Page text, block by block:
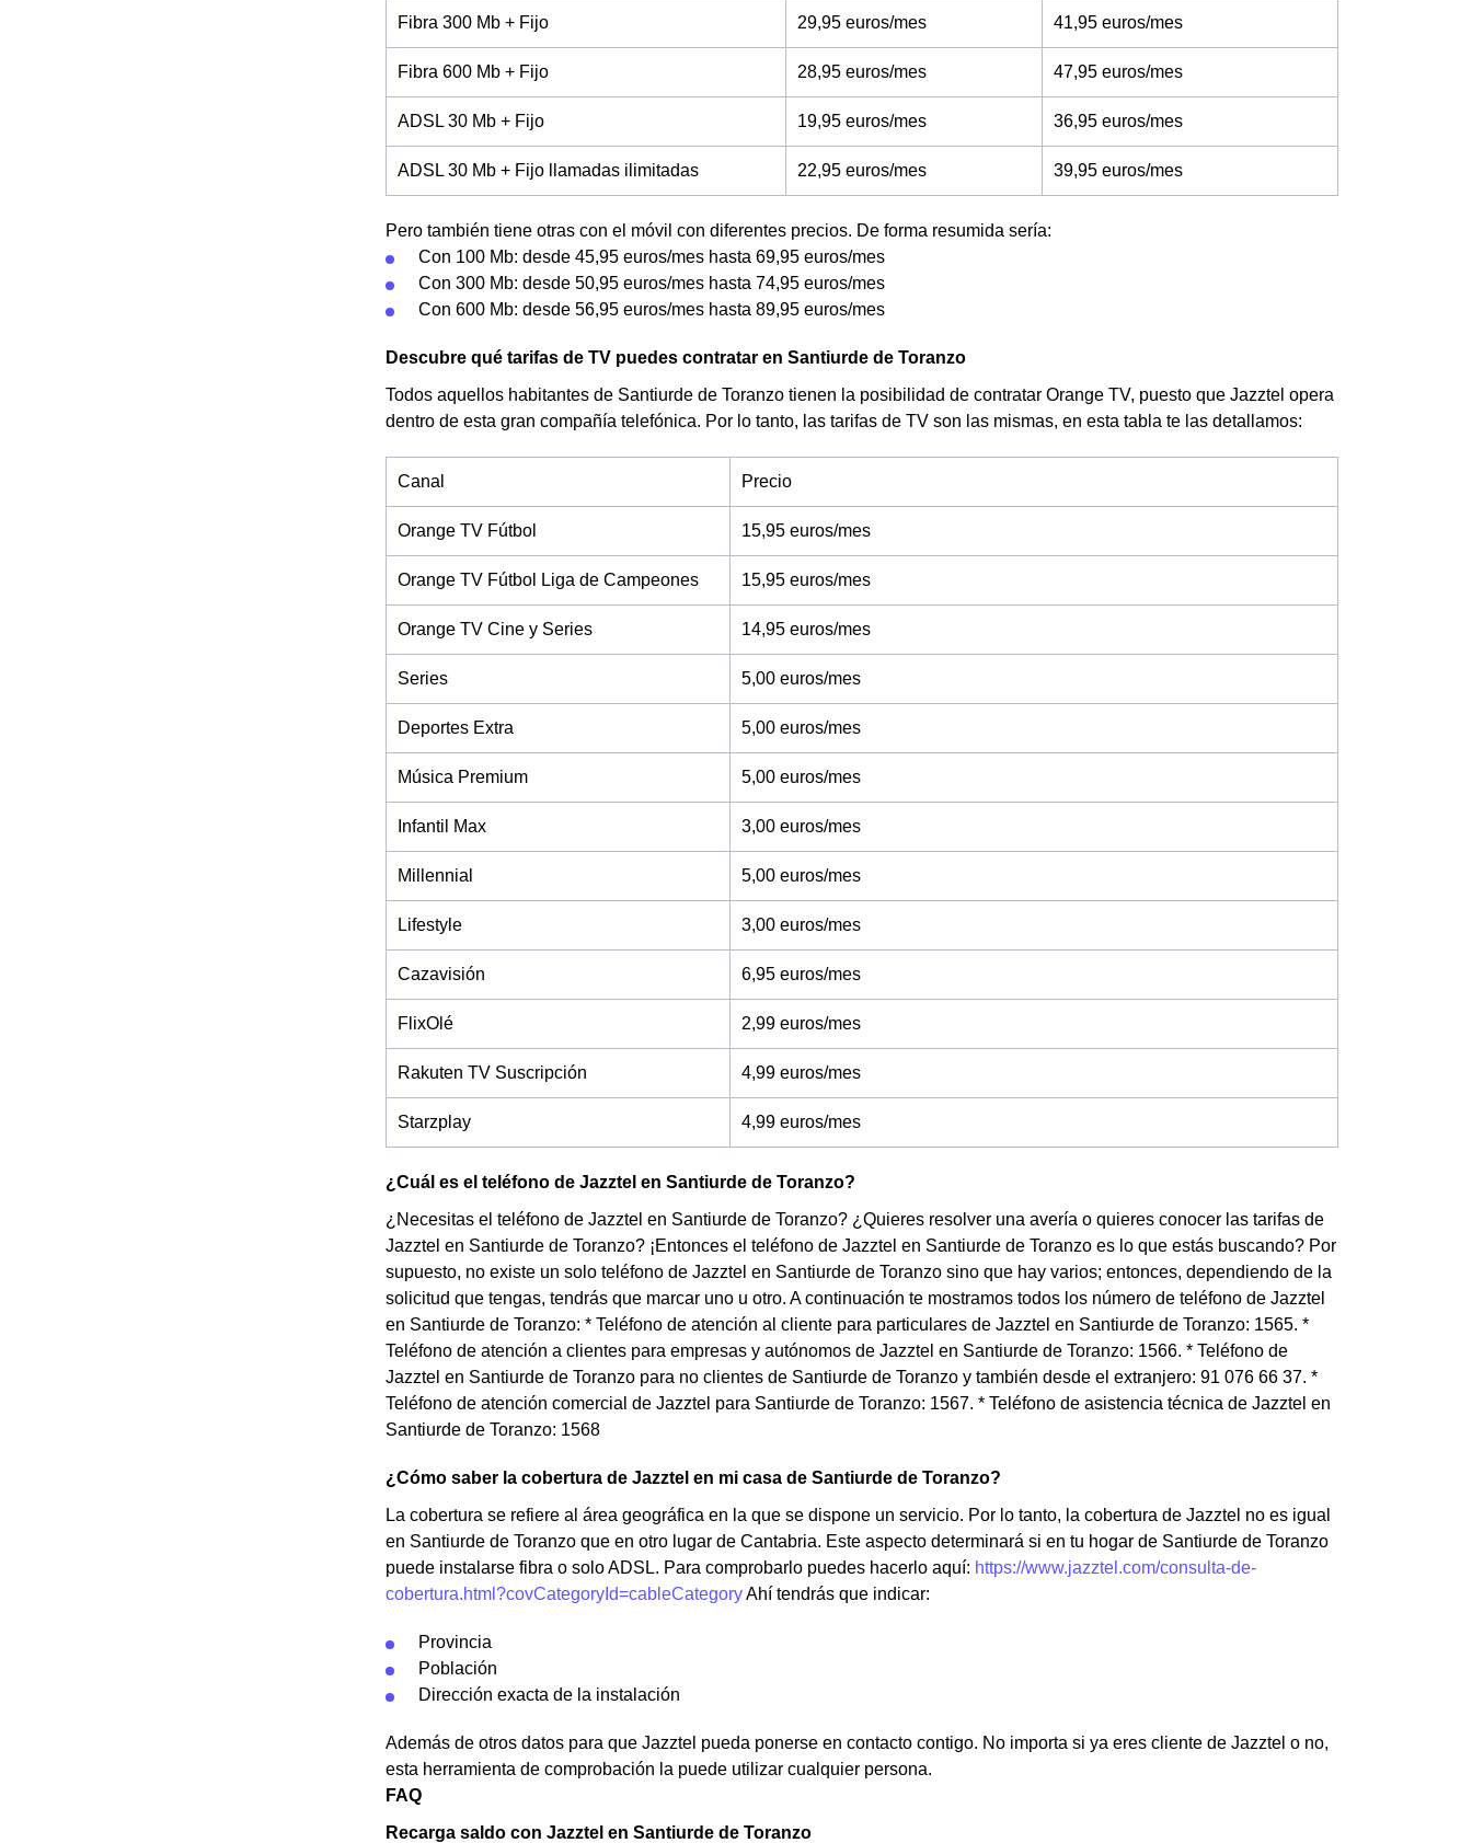
Fibra 300 Mb + Fijo 29,95 euros/mes 41,95 euros/mes
Fibra 600 Mb + Fijo 28,95 euros/mes 47,95 euros/mes
ADSL 30 Mb + Fijo 19,95 euros/mes 36,95 euros/mes
ADSL 30 Mb + Fijo llamadas ilimitadas 22,95 euros/mes 39,95 euros/mes
Pero también tiene otras con el móvil con diferentes precios. De forma resumida sería:
Con 100 Mb: desde 45,95 euros/mes hasta 69,95 euros/mes
Con 300 Mb: desde 50,95 euros/mes hasta 74,95 euros/mes
Con 600 Mb: desde 56,95 euros/mes hasta 89,95 euros/mes
Descubre qué tarifas de TV puedes contratar en Santiurde de Toranzo
Todos aquellos habitantes de Santiurde de Toranzo tienen la posibilidad de contratar Orange TV, puesto que Jazztel opera
dentro de esta gran compañía telefónica. Por lo tanto, las tarifas de TV son las mismas, en esta tabla te las detallamos:
Canal Precio
Orange TV Fútbol 15,95 euros/mes
Orange TV Fútbol Liga de Campeones 15,95 euros/mes
Orange TV Cine y Series 14,95 euros/mes
Series 5,00 euros/mes
Deportes Extra 5,00 euros/mes
Música Premium 5,00 euros/mes
Infantil Max 3,00 euros/mes
Millennial 5,00 euros/mes
Lifestyle 3,00 euros/mes
Cazavisión 6,95 euros/mes
FlixOlé 2,99 euros/mes
Rakuten TV Suscripción 4,99 euros/mes
Starzplay 4,99 euros/mes
¿Cuál es el teléfono de Jazztel en Santiurde de Toranzo?
¿Necesitas el teléfono de Jazztel en Santiurde de Toranzo? ¿Quieres resolver una avería o quieres conocer las tarifas de
Jazztel en Santiurde de Toranzo? ¡Entonces el teléfono de Jazztel en Santiurde de Toranzo es lo que estás buscando? Por
supuesto, no existe un solo teléfono de Jazztel en Santiurde de Toranzo sino que hay varios; entonces, dependiendo de la
solicitud que tengas, tendrás que marcar uno u otro. A continuación te mostramos todos los número de teléfono de Jazztel
en Santiurde de Toranzo: * Teléfono de atención al cliente para particulares de Jazztel en Santiurde de Toranzo: 1565. *
Teléfono de atención a clientes para empresas y autónomos de Jazztel en Santiurde de Toranzo: 1566. * Teléfono de
Jazztel en Santiurde de Toranzo para no clientes de Santiurde de Toranzo y también desde el extranjero: 91 076 66 37. *
Teléfono de atención comercial de Jazztel para Santiurde de Toranzo: 1567. * Teléfono de asistencia técnica de Jazztel en
Santiurde de Toranzo: 1568
¿Cómo saber la cobertura de Jazztel en mi casa de Santiurde de Toranzo?
La cobertura se refiere al área geográfica en la que se dispone un servicio. Por lo tanto, la cobertura de Jazztel no es igual
en Santiurde de Toranzo que en otro lugar de Cantabria. Este aspecto determinará si en tu hogar de Santiurde de Toranzo
puede instalarse fibra o solo ADSL. Para comprobarlo puedes hacerlo aquí: https://www.jazztel.com/consulta-de-
cobertura.html?covCategoryId=cableCategoryAhí tendrás que indicar:
Provincia
Población
Dirección exacta de la instalación
Además de otros datos para que Jazztel pueda ponerse en contacto contigo. No importa si ya eres cliente de Jazztel o no,
esta herramienta de comprobación la puede utilizar cualquier persona.
FAQ
Recarga saldo con Jazztel en Santiurde de Toranzo